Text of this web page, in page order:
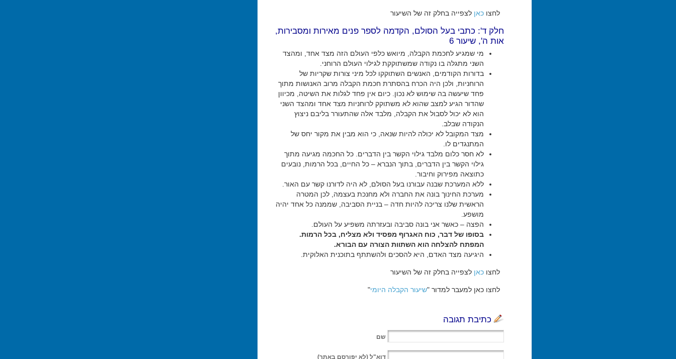
לחצו כאן לצפייה בחלק זה של השיעור
חלק ד': כתבי בעל הסולם, הקדמה לספר פנים מאירות ומסבירות,
אות ה', שיעור 6
מי שמגיע לחכמת הקבלה, מיואש כלפי העולם הזה מצד אחד, ומהצד
השני מתגלה בו נקודה שמשתוקקת לגילוי העולם הרוחני.
בדורות הקודמים, האנשים השתוקקו לכל מיני צורות שקריות של
הרוחניות, ולכן היה הכרח בהסתרת חכמת הקבלה מרוב האנושות מתוך
פחד שיעשה בה שימוש לא נכון. כיום אין פחד לגלות את השיטה, מכיוון
שהדור הגיע למצב שהוא לא משתוקק לרוחניות מצד אחד ומהצד השני
הוא לא יכול לסבול את הקבלה, מלבד אלה שהתעורר בליבם ניצוץ
הנקודה שבלב.
מצד המקובל לא יכולה להיות שנאה, כי הוא מבין את מקור יחס של
המתנגדים לו.
לא חסר כלום מלבד גילוי הקשר בין הדברים. כל החכמה מגיעה מתוך
גילוי הקשר בין הדברים, בתוך הנברא – כל החיים, בכל הרמות, נובעים
כתוצאה מפירוק וחיבור.
ללא המערכת שבנה עבורנו בעל הסולם, לא היה לדורנו קשר עם האור.
מערכת החינוך בונה את החברה ולא מחנכת בעצמה, לכן המטרה
הראשית שלנו צריכה להיות חדה – בניית הסביבה, שממנה כל אחד יהיה
מושפע.
הפצה – כאשר אני בונה סביבה ובעזרתה משפיע על העולם.
בסופו של דבר, כוח האגרוף מפסיד ולא מצליח, בכל הרמות.
המפתח להצלחה הוא השתוות הצורה עם הבורא.
היגיעה מצד האדם, היא להסכים ולהשתתף בתוכנית האלוקית.
לחצו כאן לצפייה בחלק זה של השיעור
לחצו כאן למעבר למדור "שיעור הקבלה היומי"
כתיבת תגובה
שם
דוא"ל (לא יפורסם באתר)